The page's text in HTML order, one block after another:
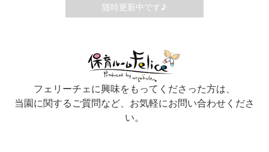
随時更新中です♪
フェリーチェに興味をもってくださった方は、
当園に関するご質問など、お気軽にお問い合わせくださ
い。